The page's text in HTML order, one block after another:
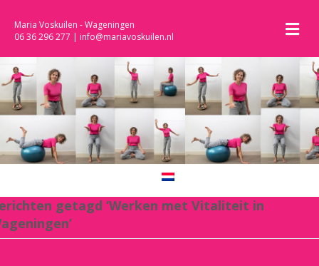
Maria Voskuilen - Wageningen
06 36 296 277 | info@mariavoskuilen.nl
getagd ‘Werken met Vitaliteit in